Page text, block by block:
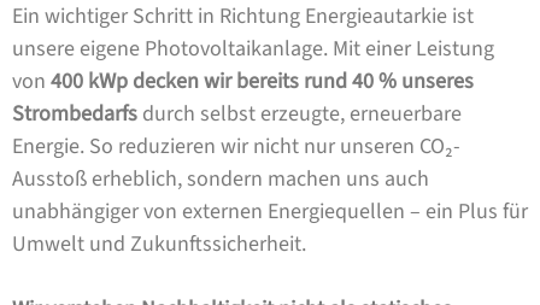
Ein wichtiger Schritt in Richtung Energieautarkie ist
unsere eigene Photovoltaikanlage. Mit einer Leistung
von 400 kWp decken wir bereits rund 40 % unseres
Strombedarfs durch selbst erzeugte, erneuerbare
Energie. So reduzieren wir nicht nur unseren CO₂-
Ausstoß erheblich, sondern machen uns auch
unabhängiger von externen Energiequellen – ein Plus für
Umwelt und Zukunftssicherheit.